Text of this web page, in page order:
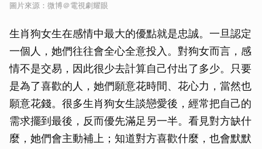
圖片來源：微博＠電視劇耀眼
生肖狗女生在感情中最大的優點就是忠誠。一旦認定
一個人，她們往往會全心全意投入。對狗女而言，感
情不是交易，因此很少去計算自己付出了多少。只要
是為了喜歡的人，她們願意花時間、花心力，當然也
願意花錢。很多生肖狗女生談戀愛後，經常把自己的
需求擺到最後，反而優先滿足另一半。看見對方缺什
麼，她們會主動補上；知道對方喜歡什麼，也會默默